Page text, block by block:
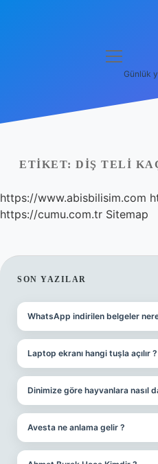
Yasal Uyarı
Hakkımızda
menüyü
Günlük
ETIKET: DIŞ TELI
https://www.abisbilisim.com
https://cumu.com.tr Sitemap
SIDEBAR
SON YAZILAR
WhatsApp indirilen belgeler
Laptop ekranı hangi tuşla açılır ?
Dinimize göre hayvanlara nasıl
Avesta ne anlama gelir ?